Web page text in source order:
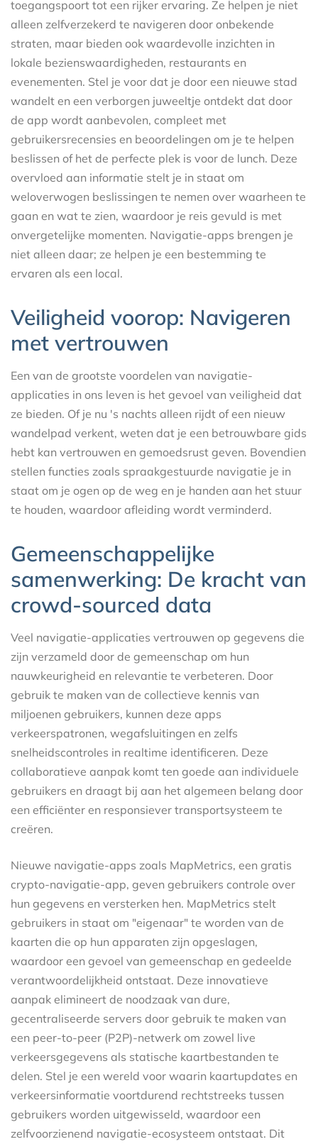
toegangspoort tot een rijker ervaring. Ze helpen je niet
alleen zelfverzekerd te navigeren door onbekende
straten, maar bieden ook waardevolle inzichten in
lokale bezienswaardigheden, restaurants en
evenementen. Stel je voor dat je door een nieuwe stad
wandelt en een verborgen juweeltje ontdekt dat door
de app wordt aanbevolen, compleet met
gebruikersrecensies en beoordelingen om je te helpen
beslissen of het de perfecte plek is voor de lunch. Deze
overvloed aan informatie stelt je in staat om
weloverwogen beslissingen te nemen over waarheen te
gaan en wat te zien, waardoor je reis gevuld is met
onvergetelijke momenten. Navigatie-apps brengen je
niet alleen daar; ze helpen je een bestemming te
ervaren als een local.
Veiligheid voorop: Navigeren
met vertrouwen
Een van de grootste voordelen van navigatie-
applicaties in ons leven is het gevoel van veiligheid dat
ze bieden. Of je nu 's nachts alleen rijdt of een nieuw
wandelpad verkent, weten dat je een betrouwbare gids
hebt kan vertrouwen en gemoedsrust geven. Bovendien
stellen functies zoals spraakgestuurde navigatie je in
staat om je ogen op de weg en je handen aan het stuur
te houden, waardoor afleiding wordt verminderd.
Gemeenschappelijke
samenwerking: De kracht van
crowd-sourced data
Veel navigatie-applicaties vertrouwen op gegevens die
zijn verzameld door de gemeenschap om hun
nauwkeurigheid en relevantie te verbeteren. Door
gebruik te maken van de collectieve kennis van
miljoenen gebruikers, kunnen deze apps
verkeerspatronen, wegafsluitingen en zelfs
snelheidscontroles in realtime identificeren. Deze
collaboratieve aanpak komt ten goede aan individuele
gebruikers en draagt bij aan het algemeen belang door
een efficiënter en responsiever transportsysteem te
creëren.
Nieuwe navigatie-apps zoals MapMetrics, een gratis
crypto-navigatie-app, geven gebruikers controle over
hun gegevens en versterken hen. MapMetrics stelt
gebruikers in staat om "eigenaar" te worden van de
kaarten die op hun apparaten zijn opgeslagen,
waardoor een gevoel van gemeenschap en gedeelde
verantwoordelijkheid ontstaat. Deze innovatieve
aanpak elimineert de noodzaak van dure,
gecentraliseerde servers door gebruik te maken van
een peer-to-peer (P2P)-netwerk om zowel live
verkeersgegevens als statische kaartbestanden te
delen. Stel je een wereld voor waarin kaartupdates en
verkeersinformatie voortdurend rechtstreeks tussen
gebruikers worden uitgewisseld, waardoor een
zelfvoorzienend navigatie-ecosysteem ontstaat. Dit